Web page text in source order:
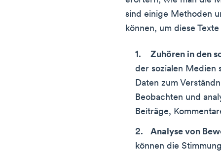
sind einige Methoden
können, um diese
Zuhören in den
der sozialen Medien
Daten zum
Beobachten und
Beiträge,
Analyse von
können die